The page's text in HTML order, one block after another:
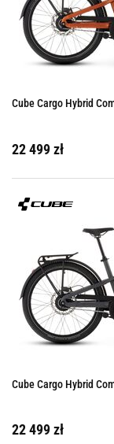
Cube Cargo Hybrid
22 499 zł
Cube Cargo Hybrid
22 499 zł